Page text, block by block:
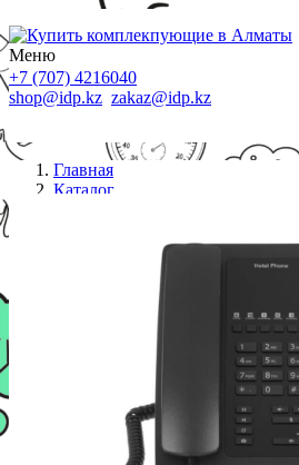
Меню
+7 (707) 4216040
shop@idp.kz zakaz@idp.kz
Главная
Каталог